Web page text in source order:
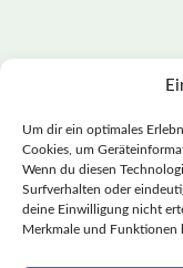
Um dir ein optimales
Cookies, um
Wenn du diesen
Surfverhalten oder
deine Einwilligung nicht
Merkmale und Funktionen
©